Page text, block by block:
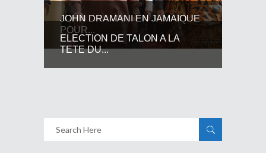
JOHN DRAMANI EN JAMAIQUE
POUR...
ELECTION DE TALON A LA
TETE DU...